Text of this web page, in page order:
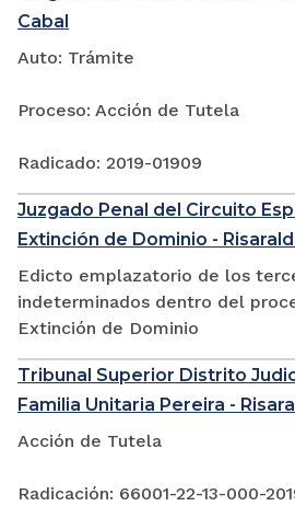
Cabal
Auto: Trámite
Proceso: Acción de Tutela
Radicado: 2019-01909
Juzgado Penal del Circuito
Extinción de Dominio -
Edicto emplazatorio de los
indeterminados dentro del
Extinción de Dominio
Tribunal Superior Distrito
Familia Unitaria Pereira -
Acción de Tutela
Radicación: 66001-22-13-000-